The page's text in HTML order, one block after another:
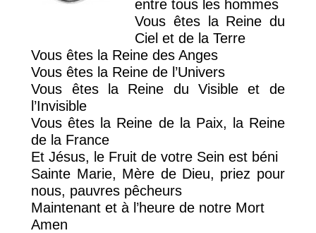
entre tous les hommes
Vous êtes la Reine du
Ciel et de la Terre
Vous êtes la Reine des Anges
Vous êtes la Reine de l’Univers
Vous êtes la Reine du Visible et de
l’Invisible
Vous êtes la Reine de la Paix, la Reine
de la France
Et Jésus, le Fruit de votre Sein est béni
Sainte Marie, Mère de Dieu, priez pour
nous, pauvres pêcheurs
Maintenant et à l’heure de notre Mort
Amen